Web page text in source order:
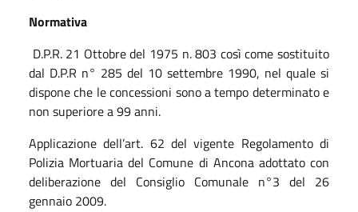
Normativa
D.P.R. 21 Ottobre del 1975 n. 803 così come sostituito
dal D.P.R n° 285 del 10 settembre 1990, nel quale si
dispone che le concessioni sono a tempo determinato e
non superiore a 99 anni.
Applicazione dell’art. 62 del vigente Regolamento di
Polizia Mortuaria del Comune di Ancona adottato con
deliberazione del Consiglio Comunale n°3 del 26
gennaio 2009.